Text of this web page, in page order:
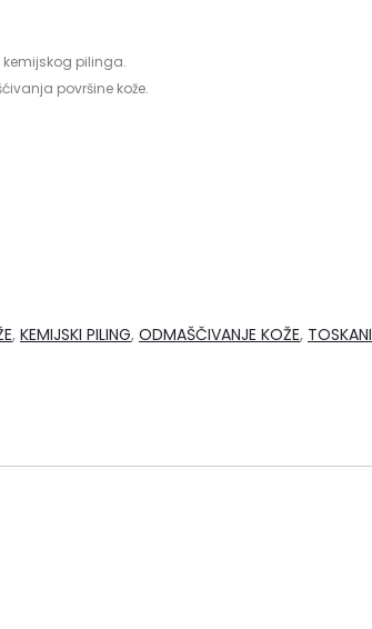
kemijskog pilinga.
površine kože.
, KEMIJSKI PILING, ODMAŠČIVANJE KOŽE, TOSKANI